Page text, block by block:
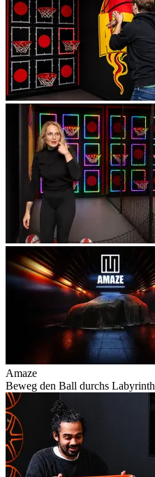
Amaze
Beweg den Ball durchs Labyrinth